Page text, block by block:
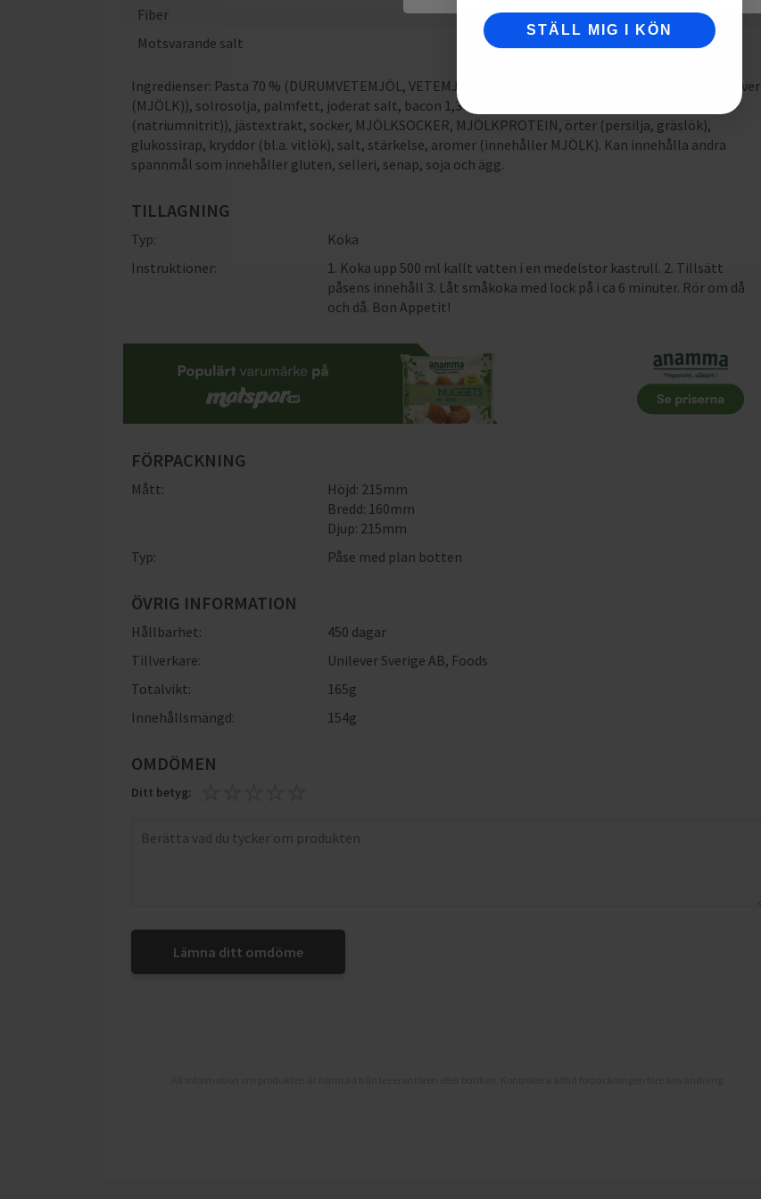
Fiber
0.5g
Motsvarande salt
g
Ingredienser: Pasta 70 % (DURUMVETEMJÖL, VETEMJÖL), rismjöl, OSTPULVER 5,2 % (OST, vasslepulver
(MJÖLK)), solrosolja, palmfett, joderat salt, bacon 1,3 % (rökt griskött, salt, stabilisator
(natriumnitrit)), jästextrakt, socker, MJÖLKSOCKER, MJÖLKPROTEIN, örter (persilja, gräslök),
glukossirap, kryddor (bl.a. vitlök), salt, stärkelse, aromer (innehåller MJÖLK). Kan innehålla andra
spannmål som innehåller gluten, selleri, senap, soja och ägg.
TILLAGNING
Typ:
Koka
Instruktioner:
1. Koka upp 500 ml kallt vatten i en medelstor kastrull. 2. Tillsätt
påsens innehåll 3. Låt småkoka med lock på i ca 6 minuter. Rör om då
och då. Bon Appetit!
FÖRPACKNING
Mått:
Höjd: 215mm
Bredd: 160mm
Djup: 215mm
Typ:
Påse med plan botten
ÖVRIG INFORMATION
Hållbarhet:
450 dagar
Tillverkare:
Unilever Sverige AB, Foods
Totalvikt:
165g
Innehållsmängd:
154g
OMDÖMEN
Ditt betyg:
Lämna ditt omdöme
STÄLL MIG I KÖN